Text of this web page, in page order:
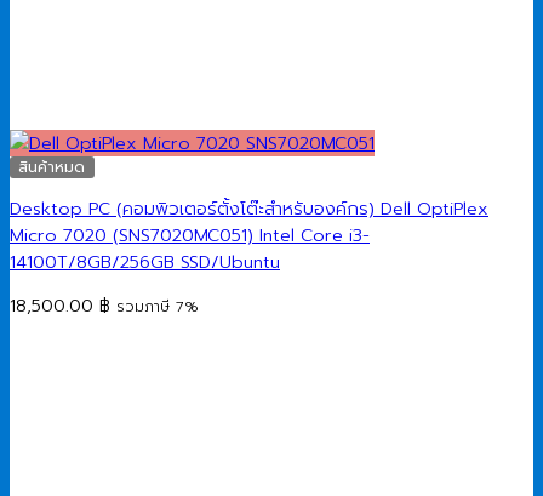
สินค้าหมด
Desktop PC (คอมพิวเตอร์ตั้งโต๊ะสำหรับองค์กร) Dell OptiPlex
Micro 7020 (SNS7020MC051) Intel Core i3-
14100T/8GB/256GB SSD/Ubuntu
18,500.00 ฿ รวมภาษี 7%